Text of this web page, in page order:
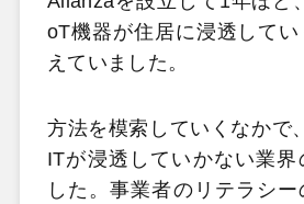
oT機器が住居に浸透して
えていました。
方法を模索していくなかで
ITが浸透していかない業界
した。事業者のリテラシ